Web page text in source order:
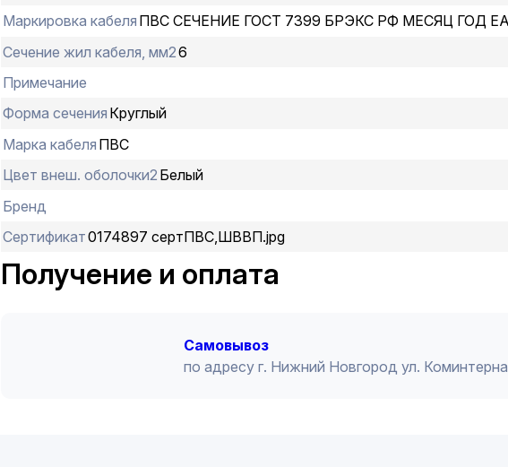
Маркировка кабеля ПВС СЕЧЕНИЕ ГОСТ 7399 БРЭКС РФ МЕСЯЦ ГОД
Сечение жил кабеля, мм26
Примечание
Форма сечения Круглый
Марка кабеля ПВС
Цвет внеш. оболочки2 Белый
Бренд
Сертификат0174897 сертПВС,ШВВП.jpg
Получение и оплата
Cамовывоз
по адресу г. Нижний Новгород ул.